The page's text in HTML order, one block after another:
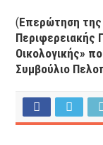
(Επερώτηση
Περιφερειακής
Οικολογικής»
Συμβούλιο